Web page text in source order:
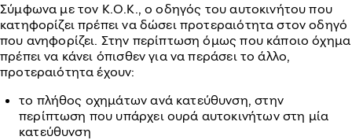
Σύμφωνα με τον Κ.Ο.Κ., ο οδηγός του αυτοκινήτου που
κατηφορίζει πρέπει να δώσει προτεραιότητα στον οδηγό
που ανηφορίζει. Στην περίπτωση όμως που κάποιο όχημα
πρέπει να κάνει όπισθεν για να περάσει το άλλο,
προτεραιότητα έχουν:
το πλήθος οχημάτων ανά κατεύθυνση, στην
περίπτωση που υπάρχει ουρά αυτοκινήτων στη μία
κατεύθυνση